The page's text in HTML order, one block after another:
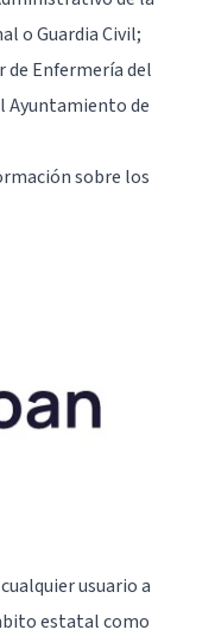
o Guardia Civil;
de Enfermería del
Ayuntamiento de
sobre los
usuario a
estatal como